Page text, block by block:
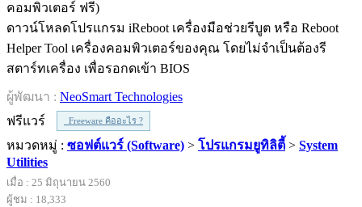
ดาวน์โหลดโปรแกรม iReboot เครื่องมือช่วยรีบูต หรือ Reboot
Helper Tool เครื่องคอมพิวเตอร์ของคุณ โดยไม่จำเป็นต้องรี
สตาร์ทเครื่อง เพื่อรอกดเข้า BIOS
ผู้พัฒนา : NeoSmart Technologies
ฟรีแวร์
Freeware คืออะไร ?
หมวดหมู่ : ซอฟต์แวร์ (Software) > โปรแกรมยูทิลิตี้ > System
Utilities
เมื่อ : 25 มิถุนายน 2560
ผู้ชม : 18,333